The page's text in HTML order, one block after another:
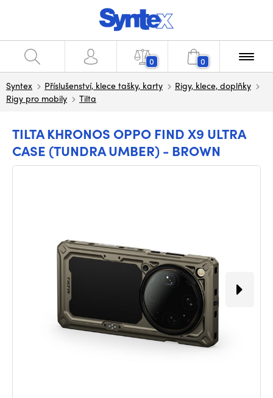
0 0
Syntex Příslušenství, klece tašky, karty
Rigy, klece, doplňky
Rigy pro mobily
Tilta
TILTA KHRONOS OPPO FIND X9 ULTRA
CASE (TUNDRA UMBER) - BROWN